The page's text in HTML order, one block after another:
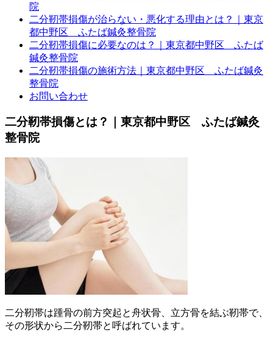
院
二分靭帯損傷が治らない・悪化する理由とは？｜東京
都中野区 ふたば鍼灸整骨院
二分靭帯損傷に必要なのは？｜東京都中野区 ふたば
鍼灸整骨院
二分靭帯損傷の施術方法｜東京都中野区 ふたば鍼灸
整骨院
お問い合わせ
二分靭帯損傷とは？｜東京都中野区 ふたば鍼灸
整骨院
二分靭帯は踵骨の前方突起と舟状骨、立方骨を結ぶ靭帯で、
その形状から二分靭帯と呼ばれています。